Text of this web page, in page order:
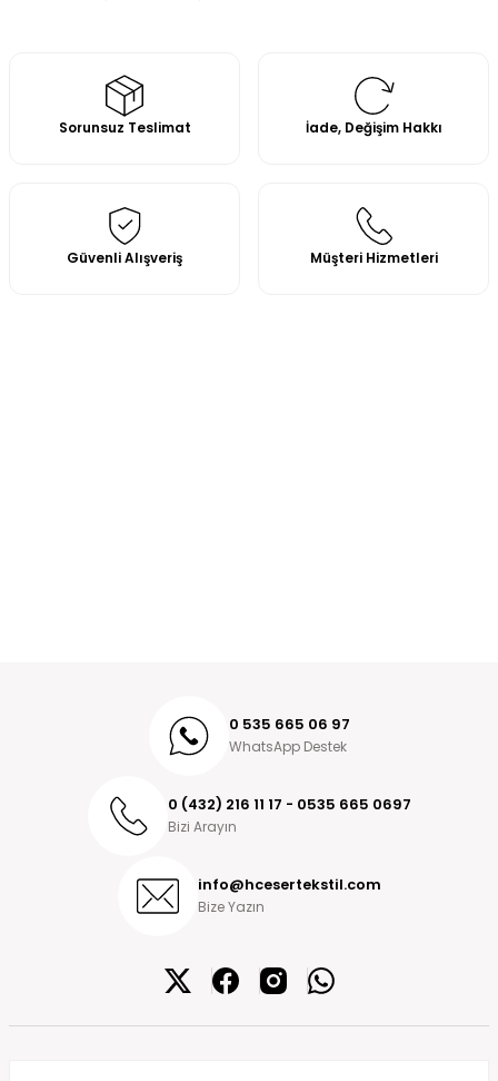
Sorunsuz Teslimat İade, Değişim Hakkı
Güvenli Alışveriş Müşteri Hizmetleri
0 535 665 06 97
WhatsApp Destek
0 (432) 216 11 17 - 0535 665 0697
Bizi Arayın
info@hcesertekstil.com
Bize Yazın